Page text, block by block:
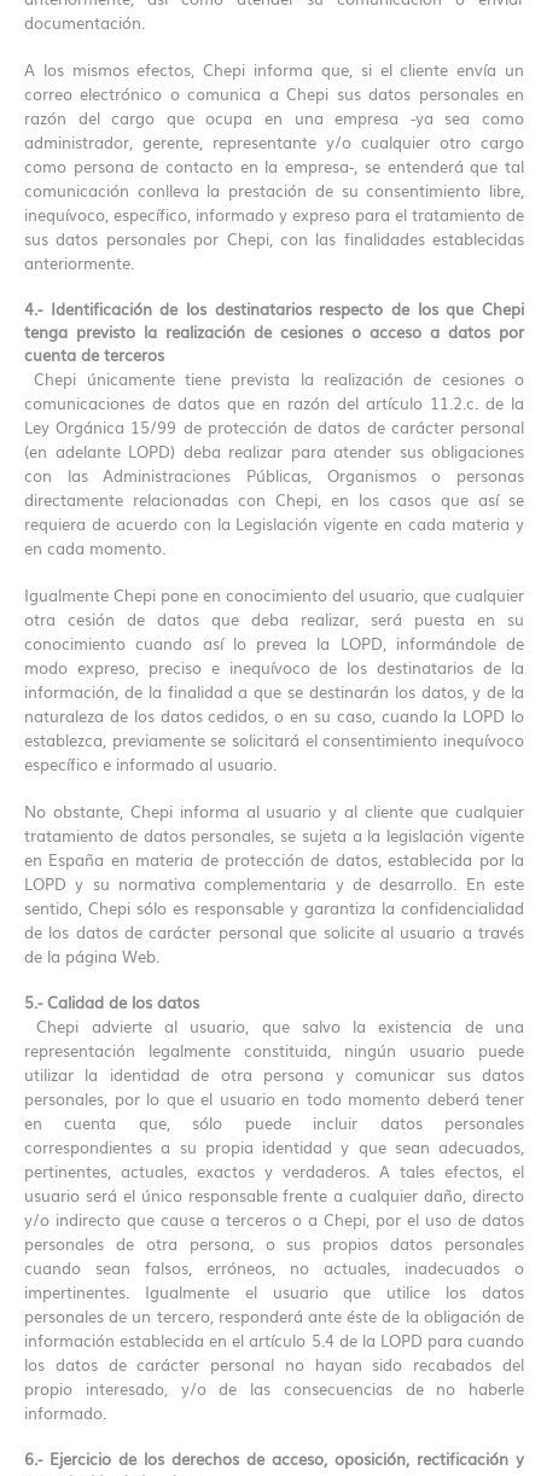
documentación.
A los mismos efectos, Chepi informa que, si el cliente envía un
correo electrónico o comunica a Chepi sus datos personales en
razón del cargo que ocupa en una empresa -ya sea como
administrador, gerente, representante y/o cualquier otro cargo
como persona de contacto en la empresa-, se entenderá que tal
comunicación conlleva la prestación de su consentimiento libre,
inequívoco, específico, informado y expreso para el tratamiento de
sus datos personales por Chepi, con las finalidades establecidas
anteriormente.
4.- Identificación de los destinatarios respecto de los que Chepi
tenga previsto la realización de cesiones o acceso a datos por
cuenta de terceros
Chepi únicamente tiene prevista la realización de cesiones o
comunicaciones de datos que en razón del artículo 11.2.c. de la
Ley Orgánica 15/99 de protección de datos de carácter personal
(en adelante LOPD) deba realizar para atender sus obligaciones
con las Administraciones Públicas, Organismos o personas
directamente relacionadas con Chepi, en los casos que así se
requiera de acuerdo con la Legislación vigente en cada materia y
en cada momento.
Igualmente Chepi pone en conocimiento del usuario, que cualquier
otra cesión de datos que deba realizar, será puesta en su
conocimiento cuando así lo prevea la LOPD, informándole de
modo expreso, preciso e inequívoco de los destinatarios de la
información, de la finalidad a que se destinarán los datos, y de la
naturaleza de los datos cedidos, o en su caso, cuando la LOPD lo
establezca, previamente se solicitará el consentimiento inequívoco
específico e informado al usuario.
No obstante, Chepi informa al usuario y al cliente que cualquier
tratamiento de datos personales, se sujeta a la legislación vigente
en España en materia de protección de datos, establecida por la
LOPD y su normativa complementaria y de desarrollo. En este
sentido, Chepi sólo es responsable y garantiza la confidencialidad
de los datos de carácter personal que solicite al usuario a través
de la página Web.
5.- Calidad de los datos
Chepi advierte al usuario, que salvo la existencia de una
representación legalmente constituida, ningún usuario puede
utilizar la identidad de otra persona y comunicar sus datos
personales, por lo que el usuario en todo momento deberá tener
en cuenta que, sólo puede incluir datos personales
correspondientes a su propia identidad y que sean adecuados,
pertinentes, actuales, exactos y verdaderos. A tales efectos, el
usuario será el único responsable frente a cualquier daño, directo
y/o indirecto que cause a terceros o a Chepi, por el uso de datos
personales de otra persona, o sus propios datos personales
cuando sean falsos, erróneos, no actuales, inadecuados o
impertinentes. Igualmente el usuario que utilice los datos
personales de un tercero, responderá ante éste de la obligación de
información establecida en el artículo 5.4 de la LOPD para cuando
los datos de carácter personal no hayan sido recabados del
propio interesado, y/o de las consecuencias de no haberle
informado.
6.- Ejercicio de los derechos de acceso, oposición, rectificación y